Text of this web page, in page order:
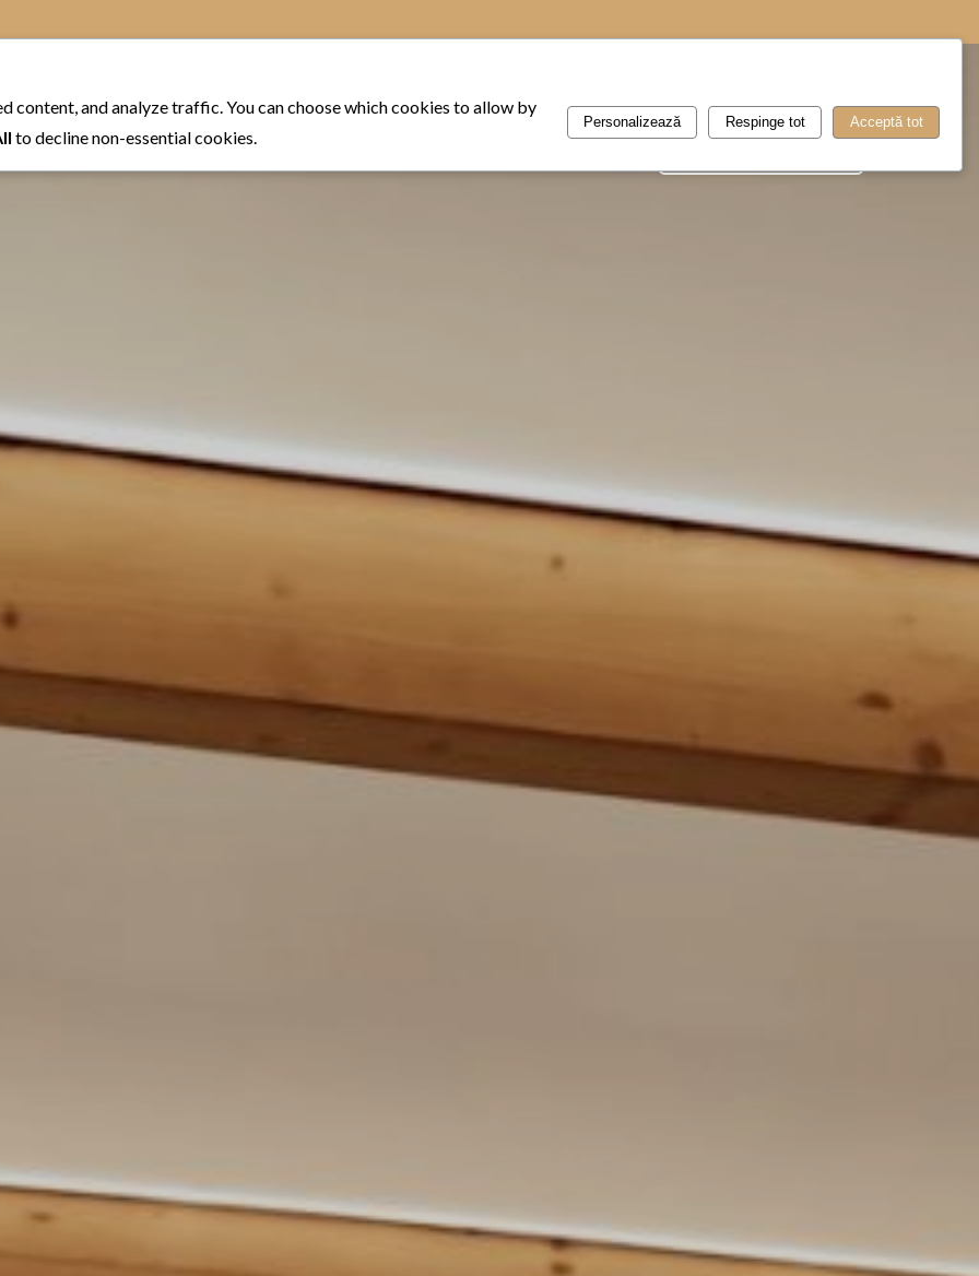
Home Despre Noi Galerie Meniu Listă Informaţii Nutriţionale Contact
content, and analyze traffic. You can choose which cookies to allow by
to decline non-essential cookies.
Personalizează Respinge tot Acceptă tot